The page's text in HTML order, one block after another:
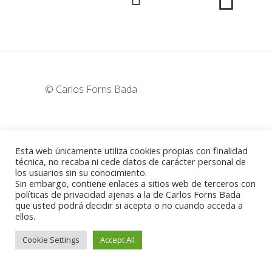
© Carlos Forns Bada
Madrid - España
Esta web únicamente utiliza cookies propias con finalidad
técnica, no recaba ni cede datos de carácter personal de
los usuarios sin su conocimiento.
Sin embargo, contiene enlaces a sitios web de terceros con
políticas de privacidad ajenas a la de Carlos Forns Bada
que usted podrá decidir si acepta o no cuando acceda a
ellos.
Cookie Settings Accept All